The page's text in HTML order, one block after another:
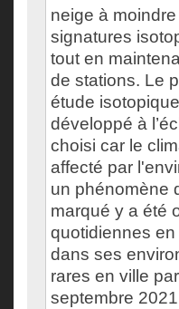
neige à
signatures
tout en
de stations. Le
étude
développé à
choisi car le
affecté par
un phénomène
marqué y a été
quotidiennes
dans ses
rares en ville
septembre